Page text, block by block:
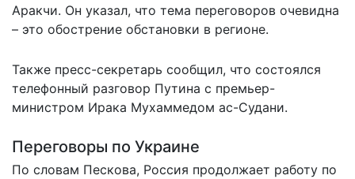
Аракчи. Он указал, что тема переговоров очевидна
– это обострение обстановки в регионе.
Также пресс-секретарь сообщил, что состоялся
телефонный разговор Путина с премьер-
министром Ирака Мухаммедом ас-Судани.
Переговоры по Украине
По словам Пескова, Россия продолжает работу по